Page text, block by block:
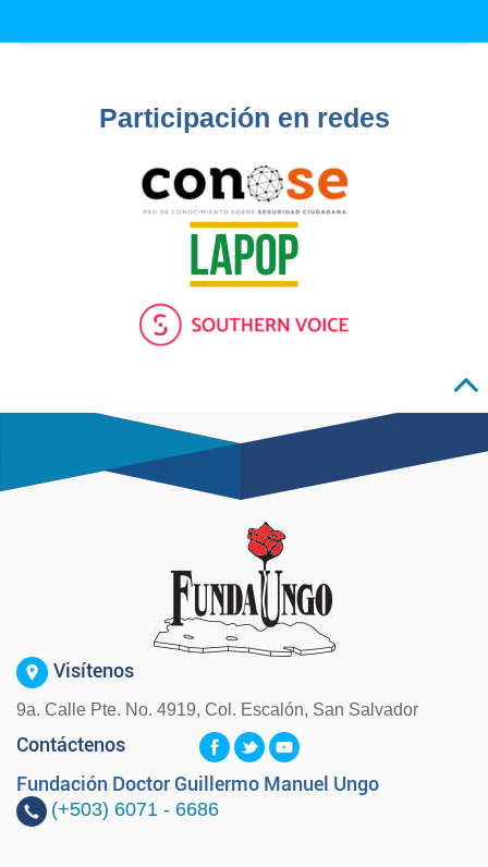
Participación en redes
Visítenos
9a. Calle Pte. No. 4919, Col. Escalón, San Salvador
Contáctenos
Fundación Doctor Guillermo Manuel Ungo
(+503) 6071 - 6686